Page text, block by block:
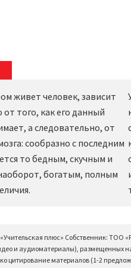
живет человек, зависит
от того, как его данный
а следовательно, от
сообразно с последним
то бедным, скучным и
богатым, полным
плюс» Собственник: ТОО
и аудиоматериалы), размещенных
цитирование материалов (1-2